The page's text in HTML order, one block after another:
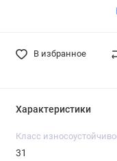
В избранное
Характеристики
Класс
31